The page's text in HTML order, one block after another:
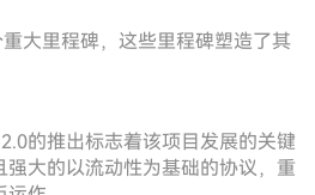
大里程碑，这些里程碑塑造了其
的推出标志着该项目发展的关键
大的以流动性为基础的协议，重